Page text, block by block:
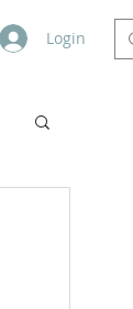
Login